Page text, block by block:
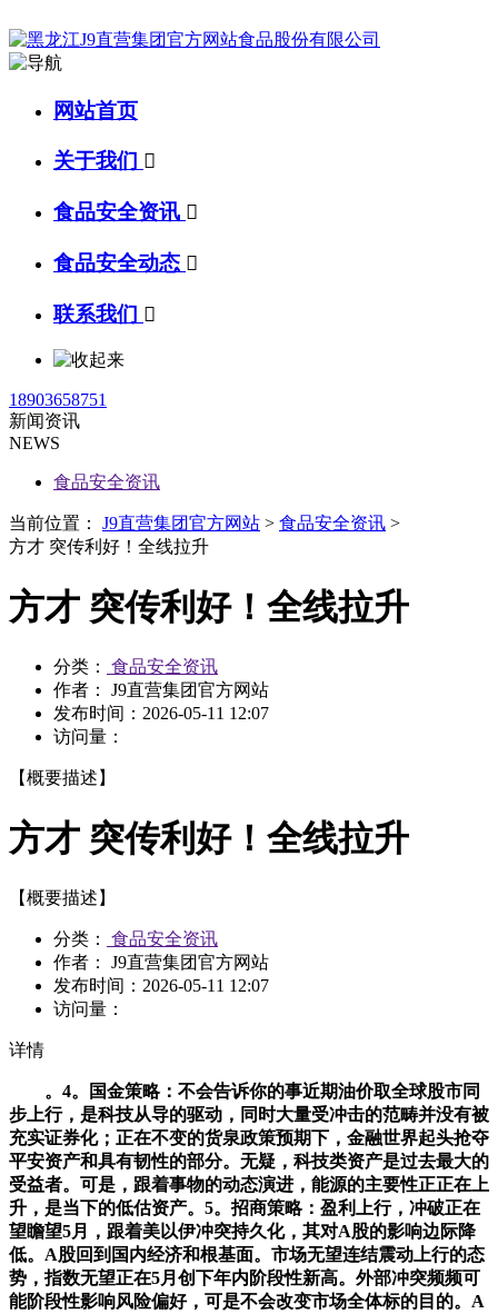
网站首页
关于我们 
食品安全资讯 
食品安全动态 
联系我们 
18903658751
新闻资讯
NEWS
食品安全资讯
当前位置： J9直营集团官方网站 > 食品安全资讯 >
方才 突传利好！全线拉升
方才 突传利好！全线拉升
分类：
食品安全资讯
作者： J9直营集团官方网站
发布时间： 2026-05-11 12:07
访问量：
【概要描述】
方才 突传利好！全线拉升
【概要描述】
分类：
食品安全资讯
作者： J9直营集团官方网站
发布时间： 2026-05-11 12:07
访问量：
详情
。4。国金策略：不会告诉你的事近期油价取全球股市同
步上行，是科技从导的驱动，同时大量受冲击的范畴并没有被
充实证券化；正在不变的货泉政策预期下，金融世界起头抢夺
平安资产和具有韧性的部分。无疑，科技类资产是过去最大的
受益者。可是，跟着事物的动态演进，能源的主要性正正在上
升，是当下的低估资产。5。招商策略：盈利上行，冲破正在
望瞻望5月，跟着美以伊冲突持久化，其对A股的影响边际降
低。A股回到国内经济和根基面。市场无望连结震动上行的态
势，指数无望正在5月创下年内阶段性新高。外部冲突频频可
能阶段性影响风险偏好，可是不会改变市场全体标的目的。A